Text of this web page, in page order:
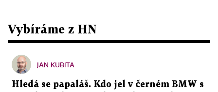
Vybíráme z HN
JAN KUBITA
Hledá se papaláš. Kdo jel v černém BMW s